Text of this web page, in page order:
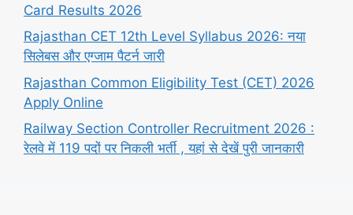
Card Results 2026
Rajasthan CET 12th Level Syllabus 2026: नया
सिलेबस और एग्जाम पैटर्न जारी
Rajasthan Common Eligibility Test (CET) 2026
Apply Online
Railway Section Controller Recruitment 2026 :
रेलवे में 119 पदों पर निकली भर्ती , यहां से देखें पुरी जानकारी